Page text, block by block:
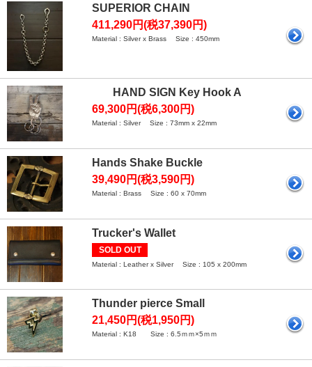
SUPERIOR CHAIN
411,290円(税37,390円)
Material : Silver x Brass Size : 450mm
HAND SIGN Key Hook A
69,300円(税6,300円)
Material : Silver Size : 73mm x 22mm
Hands Shake Buckle
39,490円(税3,590円)
Material : Brass Size : 60 x 70mm
Trucker's Wallet
SOLD OUT
Material : Leather x Silver Size : 105 x 200mm
Thunder pierce Small
21,450円(税1,950円)
Material : K18 Size : 6.5ｍｍ×5ｍｍ